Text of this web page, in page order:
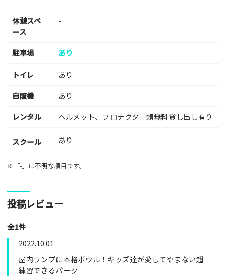
休憩スペ
ース
-
駐車場 あり
トイレ
あり
自販機
あり
レンタル
ヘルメット、プロテクター類無料貸し出し有り
スクール あり
※「-」は不明な項目です。
投稿レビュー
全1件
2022.10.01
屋内ランプに本格ボウル！キッズ達が愛してやまない超
練習できるパーク